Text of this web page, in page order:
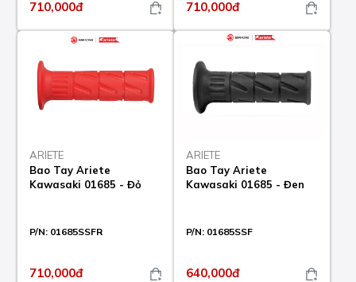
710,000đ 710,000đ
ARIETE
Bao Tay Ariete
Kawasaki 01685 - Đỏ
P/N: 01685SSFR
710,000đ
ARIETE
Bao Tay Ariete
Kawasaki 01685 - Đen
P/N: 01685SSF
640,000đ